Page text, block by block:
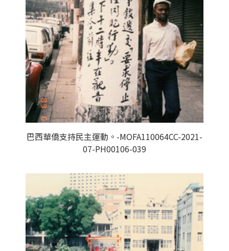
巴西華僑支持民主運動。-MOFA110064CC-2021-
07-PH00106-039